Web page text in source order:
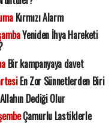
Kırmızı Alarm
Yeniden İhya Hareketi
Bir kampanyaya davet
En Zor Sünnetlerden Biri
Dediği Olur
Çamurlu Lastiklerle